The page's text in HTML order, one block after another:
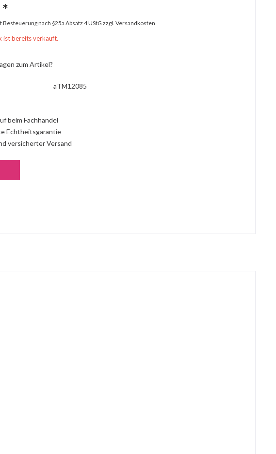
nach §25a Absatz 4 UStGzzgl. Versandkosten
ist bereits verkauft.
zum Artikel?
aTM12085
beim Fachhandel
Echtheitsgarantie
versicherter Versand